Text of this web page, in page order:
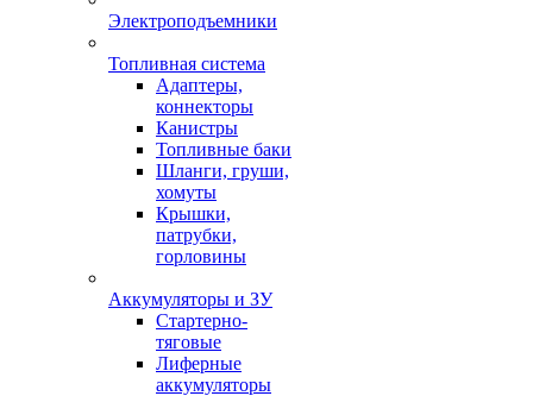
Электроподъемники
Топливная система
Адаптеры,
коннекторы
Канистры
Топливные баки
Шланги, груши,
хомуты
Крышки,
патрубки,
горловины
Аккумуляторы и ЗУ
Стартерно-
тяговые
Лиферные
аккумуляторы